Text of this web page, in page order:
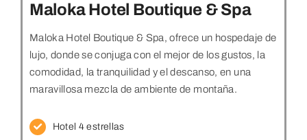
Maloka Hotel Boutique & Spa
Maloka Hotel Boutique & Spa, ofrece un hospedaje de
lujo, donde se conjuga con el mejor de los gustos, la
comodidad, la tranquilidad y el descanso, en una
maravillosa mezcla de ambiente de montaña.
Hotel 4 estrellas